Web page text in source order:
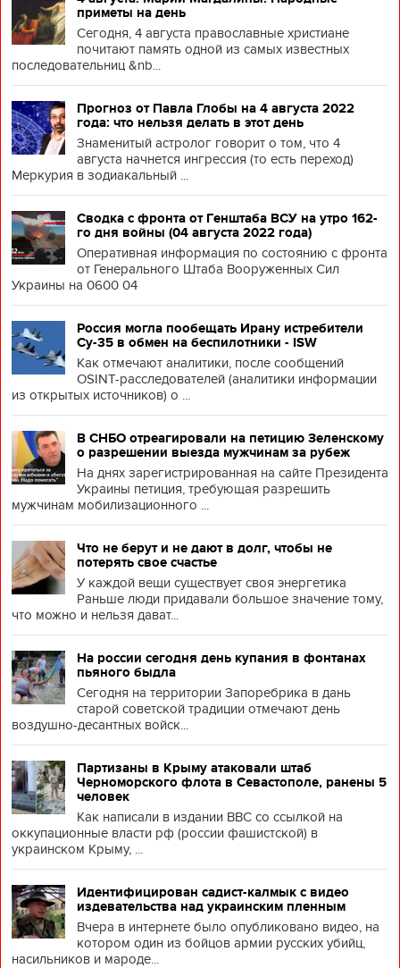
приметы на день
Сегодня, 4 августа православные христиане
почитают память одной из самых известных
последовательниц &nb...
Прогноз от Павла Глобы на 4 августа 2022
года: что нельзя делать в этот день
Знаменитый астролог говорит о том, что 4
августа начнется ингрессия (то есть переход)
Меркурия в зодиакальный ...
Сводка с фронта от Генштаба ВСУ на утро 162-
го дня войны (04 августа 2022 года)
Оперативная информация по состоянию с фронта
от Генерального Штаба Вооруженных Сил
Украины на 0600 04
Россия могла пообещать Ирану истребители
Су-35 в обмен на беспилотники - ISW
Как отмечают аналитики, после сообщений
OSINT-расследователей (аналитики информации
из открытых источников) о ...
В СНБО отреагировали на петицию Зеленскому
о разрешении выезда мужчинам за рубеж
На днях зарегистрированная на сайте Президента
Украины петиция, требующая разрешить
мужчинам мобилизационного ...
Что не берут и не дают в долг, чтобы не
потерять свое счастье
У каждой вещи существует своя энергетика
Раньше люди придавали большое значение тому,
что можно и нельзя дават...
На россии сегодня день купания в фонтанах
пьяного быдла
Сегодня на территории Запоребрика в дань
старой советской традиции отмечают день
воздушно-десантных войск...
Партизаны в Крыму атаковали штаб
Черноморского флота в Севастополе, ранены 5
человек
Как написали в издании BBC со ссылкой на
оккупационные власти рф (россии фашистской) в
украинском Крыму, ...
Идентифицирован садист-калмык с видео
издевательства над украинским пленным
Вчера в интернете было опубликовано видео, на
котором один из бойцов армии русских убийц,
насильников и мароде...